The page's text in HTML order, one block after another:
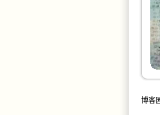
博客